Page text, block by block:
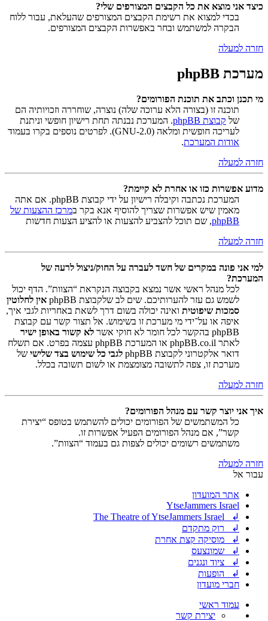
כיצד אני מוצא את כל הקבצים המצורפים שלי?
בכדי למצוא את רשימת הקבצים המצורפים שהעלאת, עבור ללוח
הבקרה למשתמש ובחר באפשרות הקבצים המצורפים.
חזרה למעלה
מערכת phpBB
מי תכנן וכתב את תוכנת הפורומים?
תוכנה זו (בצורה הלא ערוכה שלה) נוצרה, שוחררה וזכויותיה הם
של קבוצת phpBB
. המערכת נבנתה תחת רישיון חופשי וניתנת
לעריכה חופשית ומלאה (GNU-2.0). לפרטים נוספים בקרו בעמוד
אודות המערכת.
חזרה למעלה
מדוע אפשרות כזו או אחרת לא קיימת?
המערכת נכתבה וקיבלה רישיון על ידי קבוצת phpBB. אם אתה
מאמין שיש אפשרות שצריך להוסיף אנא בקר במרכז ההצעות של
phpBB, שם תוכל להצביע להצעות או להציע הצעות חדשות
חזרה למעלה
למי אני פונה במקרים של חשד לעברה על החוק/ניצול לרעה של
המערכת?
לכל מנהל ראשי אשר נמצא בקבוצה הנקראת “הצוות”. הדף יכול
לשמש גם עזר להערותיכם. שים לב שלקבוצת phpBB
אין לחלוטין
סמכות שיפוטית ואינה יכולה בשום דרך לשאת באחריות לגבי איך,
איפה או על־ידי מי מערכת זו בשימוש. אל תצור קשר עם קבוצת
phpBB בהקשר לכל חומר לא חוקי אשר
לא קשור באופן ישיר
לאתר phpBB.co.il או המערכת phpBB עצמה בפרט. אם תשלח
דואר אלקטרוני לקבוצת phpBB
לגבי כל שימוש בצד שלישי של
מערכת זו, צפה לתשובה מצומצמת או לשום תשובה בכלל.
חזרה למעלה
איך אני יוצר קשר עם מנהל הפורומים?
כל המשתמשים של הפורומים יכולים להשתמש בטופס “יצירת
קשר”, אם מנהל הפורומים הפעיל אפשרות זו.
משתמשים רשומים יכולים לצפות גם בעמוד “הצוות”.
חזרה למעלה
עבור אל
אתר המועדון
YtseJammers Israel
↲ The Theatre of YtseJammers Israel
↲ רוק מתקדם
↲ מוסיקה קצת אחרת
↲ שמונצעס
↲ ציוד ונגנים
↲ הופעות
חברי מועדון
עמוד ראשי
יצירת קשר